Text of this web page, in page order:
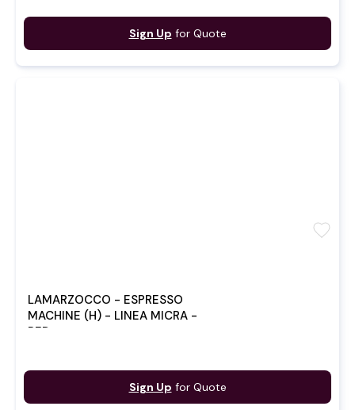
Sign Up for Quote
LAMARZOCCO - ESPRESSO
MACHINE (H) - LINEA MICRA -
RED
Sign Up for Quote
favorite